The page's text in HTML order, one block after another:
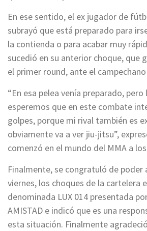
En ese sentido, el ex jugador de
subrayó que está preparado para
la contienda o para acabar muy
sucedió en su anterior choque, que
el primer round, ante el
“En esa pelea venía preparado,
esperemos que en este combate
golpes, porque mi rival también es
obviamente va a ver jiu-jitsu”,
comenzó en el mundo del MMA a
Finalmente, se congratuló de poder
viernes, los choques de la cartelera
denominada LUX 014 presentada
AMISTAD e indicó que es una
esta situación. Finalmente